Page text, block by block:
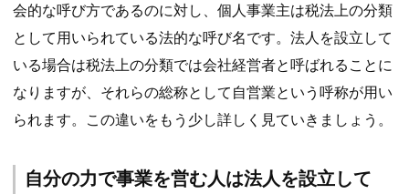
会的な呼び方であるのに対し、個人事業主は税法上の分類
として用いられている法的な呼び名です。法人を設立して
いる場合は税法上の分類では会社経営者と呼ばれることに
なりますが、それらの総称として自営業という呼称が用い
られます。この違いをもう少し詳しく見ていきましょう。
自分の力で事業を営む人は法人を設立して